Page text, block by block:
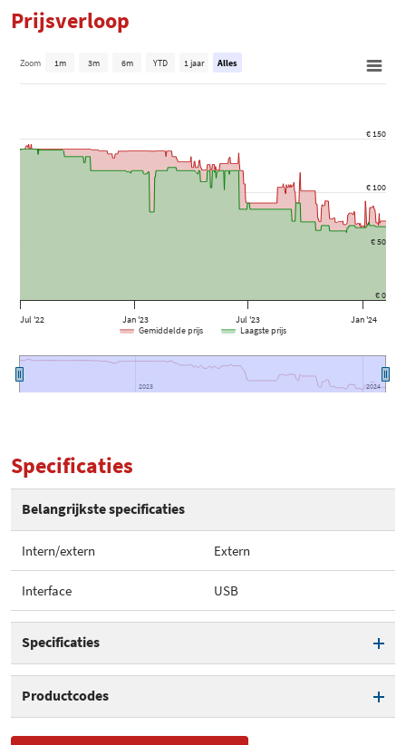
Prijsverloop
Jul '22 Jan '23 Jul '23 Jan '24
2023
2023 2024
2024
€ 0
€ 50
€ 100
€ 150
Zoom 1m 3m 6m YTD 1 jaar Alles
Gemiddelde prijs Laagste prijs
Specificaties
Belangrijkste specificaties
Intern/extern Extern
Interface USB
Specificaties
Interface USB
Productcodes
SKU
ST-EESC1-WW